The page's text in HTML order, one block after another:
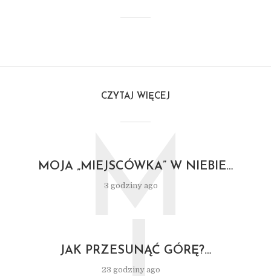
CZYTAJ WIĘCEJ
MOJA „MIEJSCÓWKA” W NIEBIE…
3 godziny ago
M
JAK PRZESUNĄĆ GÓRĘ?…
23 godziny ago